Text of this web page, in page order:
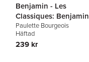
Benjamin - Les
Classiques: Benjamin
Va ? l'?cole
Paulette Bourgeois
Häftad
239 kr